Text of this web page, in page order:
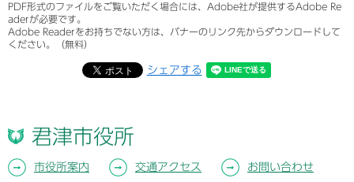
PDF形式のファイルをご覧いただく場合には、Adobe社が提供するAdobe Re
aderが必要です。
Adobe Readerをお持ちでない方は、バナーのリンク先からダウンロードして
ください。（無料）
シェアする
君津市役所
市役所案内 交通アクセス お問い合わせ